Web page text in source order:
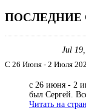
ПОСЛЕДНИЕ
Jul
С 26 Июня - 2 Июля
с 26 июня - 2
был Сергей.
Читать на